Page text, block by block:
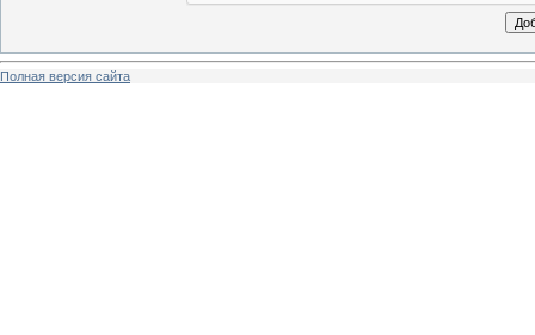
Полная версия сайта